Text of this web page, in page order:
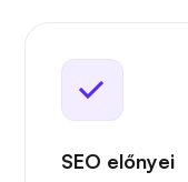
SEO előnyei